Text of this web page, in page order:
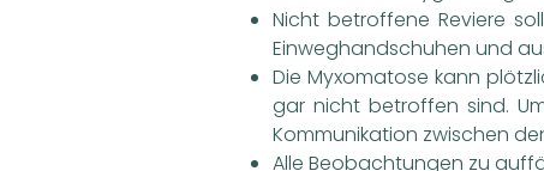
Nicht betroffene Reviere
Einweghandschuhen und
Die Myxomatose kann
gar nicht betroffen sind.
Kommunikation zwischen
Alle Beobachtungen zu